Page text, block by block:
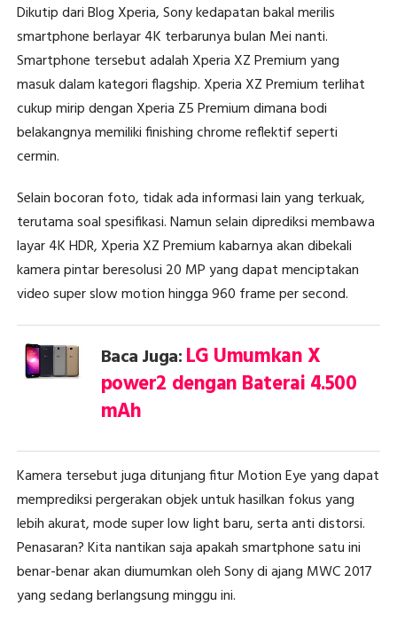
Dikutip dari Blog Xperia, Sony kedapatan bakal merilis
smartphone berlayar 4K terbarunya bulan Mei nanti.
Smartphone tersebut adalah Xperia XZ Premium yang
masuk dalam kategori flagship. Xperia XZ Premium terlihat
cukup mirip dengan Xperia Z5 Premium dimana bodi
belakangnya memiliki finishing chrome reflektif seperti
cermin.
Selain bocoran foto, tidak ada informasi lain yang terkuak,
terutama soal spesifikasi. Namun selain diprediksi membawa
layar 4K HDR, Xperia XZ Premium kabarnya akan dibekali
kamera pintar beresolusi 20 MP yang dapat menciptakan
video super slow motion hingga 960 frame per second.
Baca Juga:LG Umumkan X
power2 dengan Baterai 4.500
mAh
Kamera tersebut juga ditunjang fitur Motion Eye yang dapat
memprediksi pergerakan objek untuk hasilkan fokus yang
lebih akurat, mode super low light baru, serta anti distorsi.
Penasaran? Kita nantikan saja apakah smartphone satu ini
benar-benar akan diumumkan oleh Sony di ajang MWC 2017
yang sedang berlangsung minggu ini.